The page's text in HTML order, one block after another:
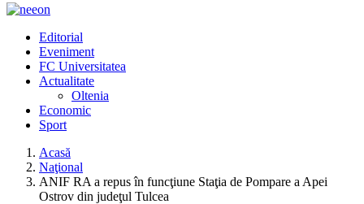
Editorial
Eveniment
FC Universitatea
Actualitate
Oltenia
Economic
Sport
Acasă
Naţional
ANIF RA a repus în funcţiune Staţia de Pompare a Apei
Ostrov din judeţul Tulcea